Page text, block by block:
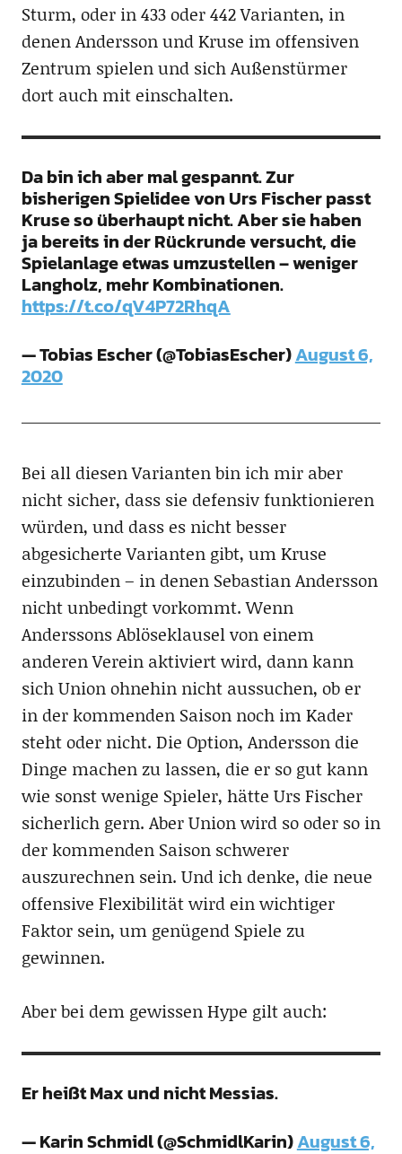
Sturm, oder in 433 oder 442 Varianten, in
denen Andersson und Kruse im offensiven
Zentrum spielen und sich Außenstürmer
dort auch mit einschalten.
Da bin ich aber mal gespannt. Zur
bisherigen Spielidee von Urs Fischer passt
Kruse so überhaupt nicht. Aber sie haben
ja bereits in der Rückrunde versucht, die
Spielanlage etwas umzustellen – weniger
Langholz, mehr Kombinationen.
https://t.co/qV4P72RhqA
— Tobias Escher (@TobiasEscher)August 6,
2020
Bei all diesen Varianten bin ich mir aber
nicht sicher, dass sie defensiv funktionieren
würden, und dass es nicht besser
abgesicherte Varianten gibt, um Kruse
einzubinden – in denen Sebastian Andersson
nicht unbedingt vorkommt. Wenn
Anderssons Ablöseklausel von einem
anderen Verein aktiviert wird, dann kann
sich Union ohnehin nicht aussuchen, ob er
in der kommenden Saison noch im Kader
steht oder nicht. Die Option, Andersson die
Dinge machen zu lassen, die er so gut kann
wie sonst wenige Spieler, hätte Urs Fischer
sicherlich gern. Aber Union wird so oder so in
der kommenden Saison schwerer
auszurechnen sein. Und ich denke, die neue
offensive Flexibilität wird ein wichtiger
Faktor sein, um genügend Spiele zu
gewinnen.
Aber bei dem gewissen Hype gilt auch:
Er heißt Max und nicht Messias.
— Karin Schmidl (@SchmidlKarin)August 6,